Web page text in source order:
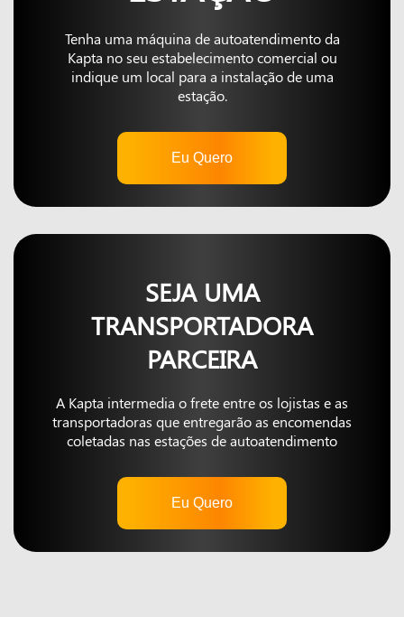
Tenha uma máquina de autoatendimento da
Kapta no seu estabelecimento comercial ou
indique um local para a instalação de uma
estação.
Eu Quero
SEJA UMA
TRANSPORTADORA
PARCEIRA
A Kapta intermedia o frete entre os lojistas e as
transportadoras que entregarão as encomendas
coletadas nas estações de autoatendimento
Eu Quero